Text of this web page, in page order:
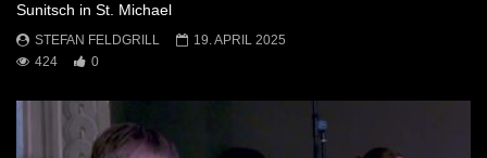
Sunitsch in St. Michael
STEFAN FELDGRILL
19. APRIL 2025
424
0